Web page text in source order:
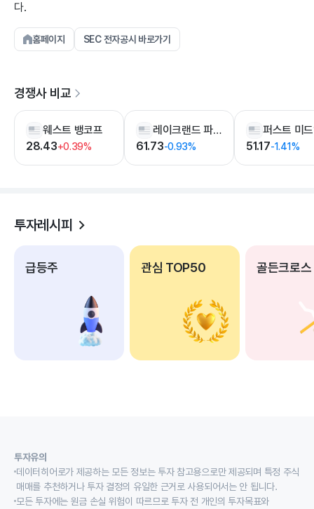
다.
홈페이지 SEC 전자공시 바로가기
경쟁사 비교
웨스트 뱅코프
28.43+0.39%
레이크랜드 파이낸셜
61.73-0.93% 51.17-1.41%
투자레시피
급등주 관심 TOP50 골든크로스
투자유의
데이터히어로가 제공하는 모든 정보는 투자 참고용으로만 제공되며 특정 주식
매매를 추천하거나 투자 결정의 유일한 근거로 사용되어서는 안 됩니다.
모든 투자에는 원금 손실 위험이 따르므로 투자 전 개인의 투자목표와